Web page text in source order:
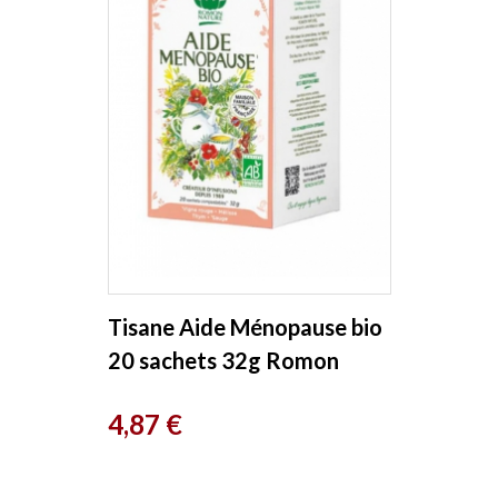
Tisane Aide Ménopause bio
20 sachets 32g Romon
Prix
4,87 €